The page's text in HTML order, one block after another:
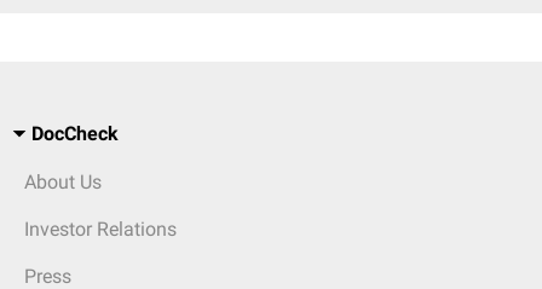
DocCheck
About Us
Investor Relations
Press